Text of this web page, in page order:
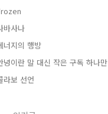
바사나
너지의 행방
녕이란 말 대신 작은 구독 하나만
라보 선언